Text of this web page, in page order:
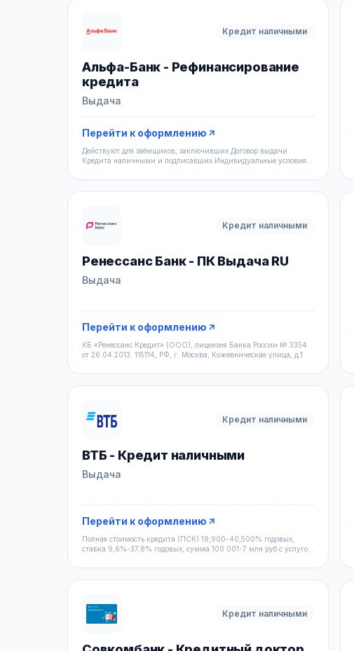
Кредит наличными
Альфа-Банк - Рефинансирование
кредита
Выдача
Перейти к оформлению
Действуют для заёмщиков, заключивших Договор выдачи
Кредита наличными и подписавших Индивидуальные условия
Кредит наличными
Ренессанс Банк - ПК Выдача RU
Выдача
Перейти к оформлению
КБ «Ренессанс Кредит» (ООО), лицензия Банка России № 3354
от 26.04.2013. 115114, РФ, г. Москва, Кожевническая улица, д.1
Кредит наличными
ВТБ - Кредит наличными
Выдача
Перейти к оформлению
Полная стоимость кредита (ПСК) 19,900-40,500% годовых,
ставка 9,6%-37,8% годовых, сумма 100 001-7 млн руб с услугой
Кредит наличными